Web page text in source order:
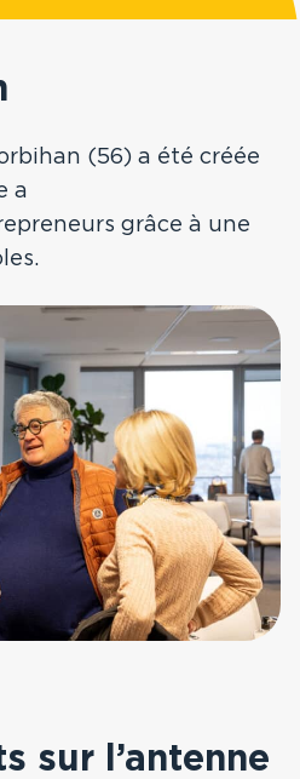
(56) a été créée
a
grâce à une
sur l’antenne